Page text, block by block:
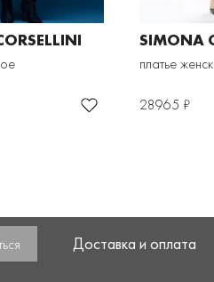
SIMONA
платье
28965 ₽
Доставка и оплата